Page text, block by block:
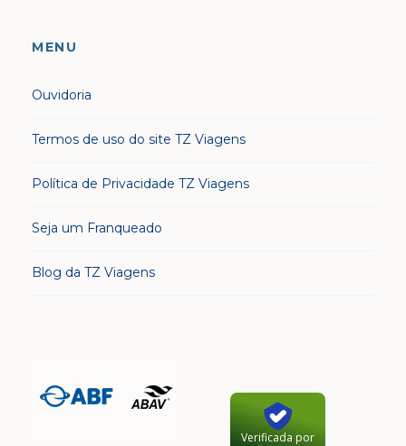
MENU
Ouvidoria
Termos de uso do site TZ Viagens
Política de Privacidade TZ Viagens
Seja um Franqueado
Blog da TZ Viagens
Verificada por